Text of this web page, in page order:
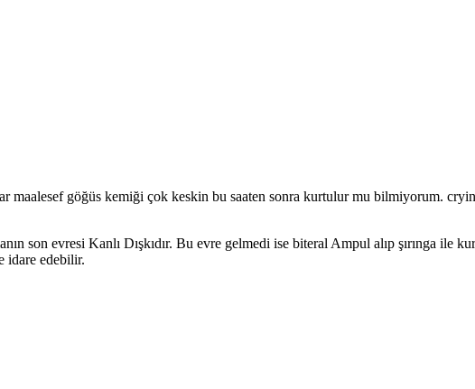
maalesef göğüs kemiği çok keskin bu saaten sonra kurtulur mu bilmiyorum.
son evresi Kanlı Dışkıdır. Bu evre gelmedi ise biteral Ampul alıp şırınga
idare edebilir.